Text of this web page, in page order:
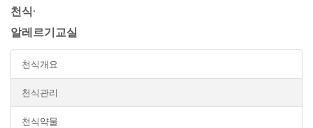
천식·
알레르기교실
천식개요
천식관리
천식약물